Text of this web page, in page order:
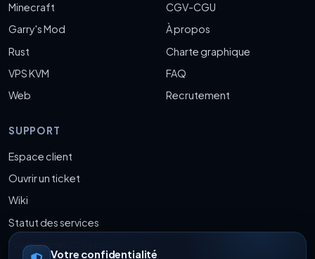
Minecraft
Garry's Mod
Rust
VPS KVM
Web
CGV-CGU
À propos
Charte graphique
FAQ
Recrutement
SUPPORT
Espace client
Ouvrir un ticket
Wiki
Statut des services
Programme affiliation
Votre confidentialité